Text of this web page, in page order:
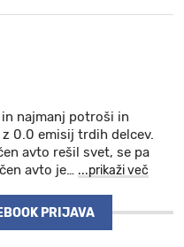
najmanj potroši in
0.0 emisij trdih delcev.
avto rešil svet, se pa
avto je… ...prikaži več
PRIJAVA